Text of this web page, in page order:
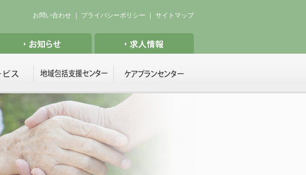
お問い合わせ ｜ プライバシーポリシー ｜ サイトマップ